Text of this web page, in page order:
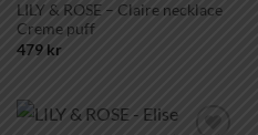
LILY & ROSE – Claire necklace
Creme puff
479 kr